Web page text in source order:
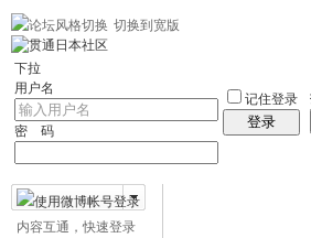
切换到宽版
下拉
用户名
密 码
记住登录
登录
微博帐号登录
内容互通，快速登录